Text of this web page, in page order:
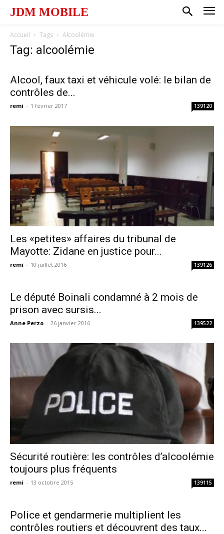
JDM MOBILE
Accueil Tags Alcoolémie
Tag: alcoolémie
Alcool, faux taxi et véhicule volé: le bilan de
contrôles de...
remi - 1 février 2017 139120
Les «petites» affaires du tribunal de
Mayotte: Zidane en justice pour...
remi - 10 juillet 2016 139126
Le député Boinali condamné à 2 mois de
prison avec sursis...
Anne Perzo - 26 janvier 2016 139522
Sécurité routière: les contrôles d’alcoolémie
toujours plus fréquents
remi - 13 octobre 2015 139115
Police et gendarmerie multiplient les
contrôles routiers et découvrent des taux...